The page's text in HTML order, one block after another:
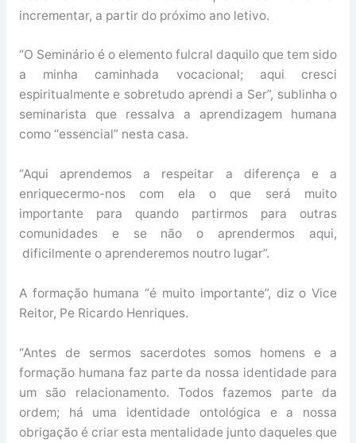
incrementar, a partir do próximo ano letivo.
“O Seminário é o elemento fulcral daquilo que tem sido
a minha caminhada vocacional; aqui cresci
espiritualmente e sobretudo aprendi a Ser”, sublinha o
seminarista que ressalva a aprendizagem humana
como “essencial” nesta casa.
“Aqui aprendemos a respeitar a diferença e a
enriquecermo-nos com ela o que será muito
importante para quando partirmos para outras
comunidades e se não o aprendermos aqui,
dificilmente o aprenderemos noutro lugar”.
A formação humana “é muito importante”, diz o Vice
Reitor, Pe Ricardo Henriques.
“Antes de sermos sacerdotes somos homens e a
formação humana faz parte da nossa identidade para
um são relacionamento. Todos fazemos parte da
ordem; há uma identidade ontológica e a nossa
obrigação é criar esta mentalidade junto daqueles que